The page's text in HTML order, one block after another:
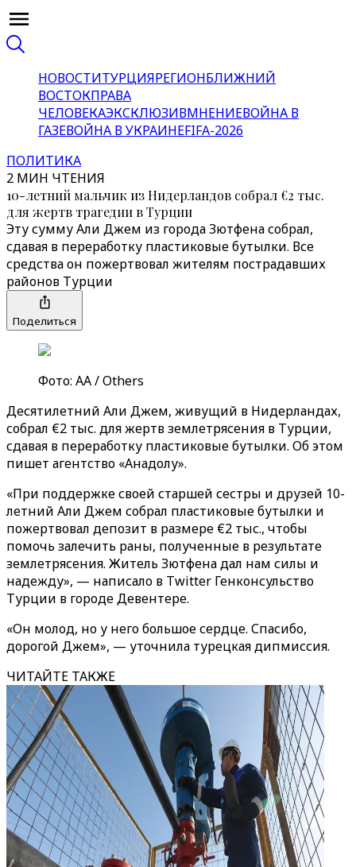
НОВОСТИТУРЦИЯРЕГИОНБЛИЖНИЙ
ВОСТОКПРАВА
ЧЕЛОВЕКАЭКСКЛЮЗИВМНЕНИЕВОЙНА В
ГАЗЕВОЙНА В УКРАИНЕFIFA-2026
ПОЛИТИКА
2 МИН ЧТЕНИЯ
10-летний мальчик из Нидерландов собрал €2 тыс.
для жертв трагедии в Турции
Эту сумму Али Джем из города Зютфена собрал,
сдавая в переработку пластиковые бутылки. Все
средства он пожертвовал жителям пострадавших
районов Турции
Поделиться
Фото: АА / Others
Десятилетний Али Джем, живущий в Нидерландах,
собрал €2 тыс. для жертв землетрясения в Турции,
сдавая в переработку пластиковые бутылки. Об этом
пишет агентство «‎Анадолу»‎.
«При поддержке своей старшей сестры и друзей 10-
летний Али Джем собрал пластиковые бутылки и
пожертвовал депозит в размере €2 тыс., чтобы
помочь залечить раны, полученные в результате
землетрясения. Житель Зютфена дал нам силы и
надежду», — написало в Twitter Генконсульство
Турции в городе Девентере.
«Он молод, но у него большое сердце. Спасибо,
дорогой Джем», — уточнила турецкая дипмиссия.
ЧИТАЙТЕ ТАКЖЕ